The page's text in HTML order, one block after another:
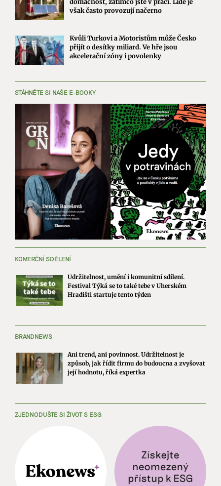
však často provozují načerno
Kvůli Turkovi a Motoristům může Česko
přijít o desítky miliard. Ve hře jsou
akcelerační zóny i povolenky
STÁHNĚTE SI NAŠE E-BOOKY
KOMERČNÍ SDĚLENÍ
Udržitelnost, umění i komunitní sdílení.
Festival Týká se to také tebe v Uherském
Hradišti startuje tento týden
BRANDNEWS
Ani trend, ani povinnost. Udržitelnost je
způsob, jak řídit firmu do budoucna a zvyšovat
její hodnotu, říká expertka
ZJEDNODUŠTE SI ŽIVOT S ESG